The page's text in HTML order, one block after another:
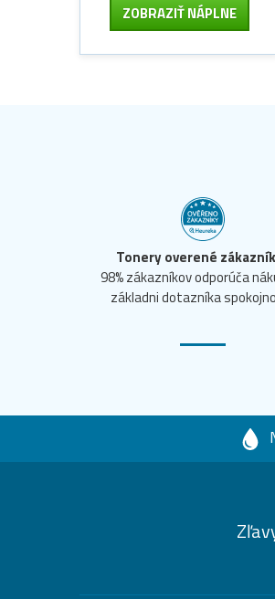
ZOBRAZIŤ NÁPLNE
Tonery overené
98% zákazníkov odporúča
základni dotazníka